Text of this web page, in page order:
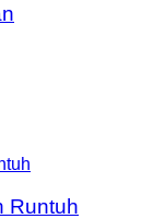
Runtuh